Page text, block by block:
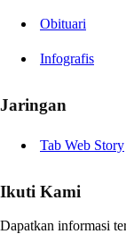
Obituari
Infografis
Jaringan
Tab Web Story
Ikuti Kami
Dapatkan informasi